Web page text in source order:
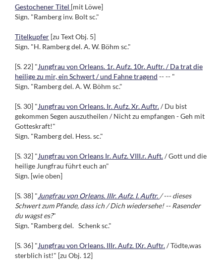
Gestochener Titel [mit Löwe]
Sign. "Ramberg inv. Bolt sc."
Titelkupfer [zu Text Obj. 5]
Sign. "H. Ramberg del. A. W. Böhm sc."
[S. 22] "Jungfrau von Orleans. 1r. Aufz. 10r. Auftr. / Da trat die
heilige zu mir, ein Schwert / und Fahne tragend -- -- "
Sign. "Ramberg del. A. W. Böhm sc."
[S. 30] "Jungfrau von Orleans. Ir. Aufz. Xr. Auftr./ Du bist
gekommen Segen auszutheilen / Nicht zu empfangen - Geh mit
Gotteskraft!"
Sign. "Ramberg del. Hess. sc."
[S. 32] "Jungfrau von Orleans Ir. Aufz. VIII.r. Auft./ Gott und die
heilige Jungfrau führt euch an"
Sign. [wie oben]
[S. 38] "Jungfrau von Orleans. IIIr. Aufz. I. Auftr. / --- dieses
Schwert zum Pfande, dass ich / Dich wiedersehe! -- Rasender
du wagst es?"
Sign. "Ramberg del. Schenk sc."
[S. 36] "Jungfrau von Orleans. IIIr. Aufz. IXr. Auftr./ Tödte,was
sterblich ist!" [zu Obj. 12]